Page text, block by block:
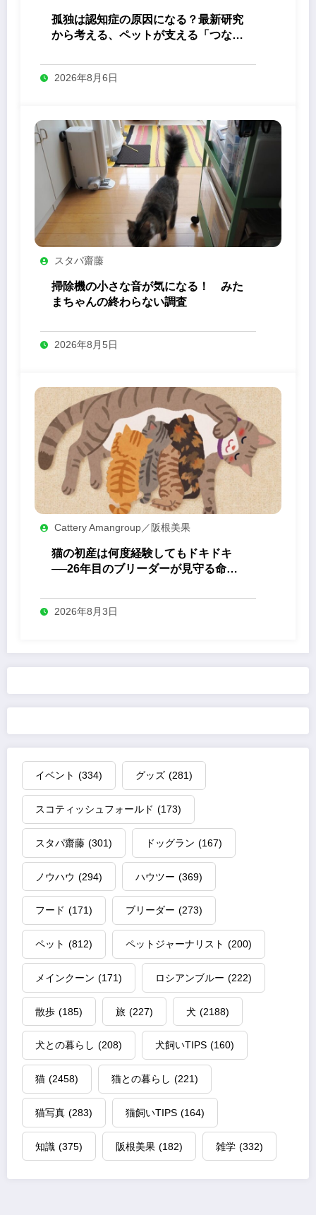
孤独は認知症の原因になる？最新研究
から考える、ペットが支える「つなが
2026年8月6日
スタパ齋藤
掃除機の小さな音が気になる！ みた
まちゃんの終わらない調査
2026年8月5日
Cattery Amangroup／阪根美果
猫の初産は何度経験してもドキドキ
──26年目のブリーダーが見守る命の
2026年8月3日
イベント (334) グッズ (281)
スコティッシュフォールド (173)
スタパ齋藤 (301) ドッグラン (167)
ノウハウ (294) ハウツー (369)
フード (171) ブリーダー (273)
ペット (812) ペットジャーナリスト (200)
メインクーン (171) ロシアンブルー (222)
散歩 (185) 旅 (227) 犬 (2188)
犬との暮らし (208) 犬飼いTIPS (160)
猫 (2458) 猫との暮らし (221)
猫写真 (283) 猫飼いTIPS (164)
知識 (375) 阪根美果 (182) 雑学 (332)